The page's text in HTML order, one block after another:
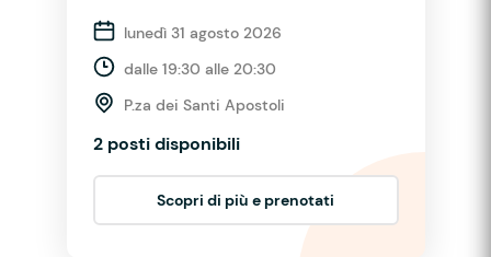
lunedì 31 agosto 2026
dalle 19:30 alle 20:30
P.za dei Santi Apostoli
2 posti disponibili
Scopri di più e prenotati